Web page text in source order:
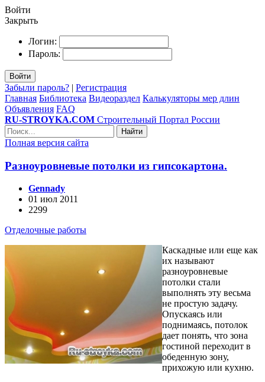
Войти
Закрыть
Логин:
Пароль:
Войти
Забыли пароль? | Регистрация
Главная Библиотека Видеораздел Калькуляторы мер длин
Объявления FAQ
RU-STROYKA.COM Строительный Портал России
Найти
Полная версия сайта
Разноуровневые потолки из гипсокартона.
Gennady
01 июл 2011
2299
Отделочные работы
Каскадные или еще как
их называют
разноуровневые
потолки стали
выполнять эту весьма
не простую задачу.
Опускаясь или
поднимаясь, потолок
дает понять, что зона
гостиной переходит в
обеденную зону,
прихожую или кухню.